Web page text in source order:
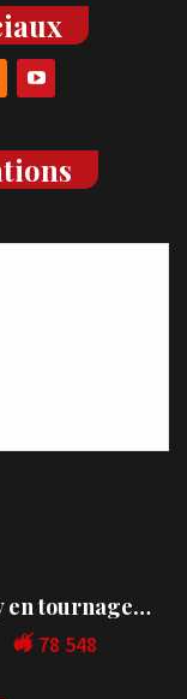
en tournage…
78 548